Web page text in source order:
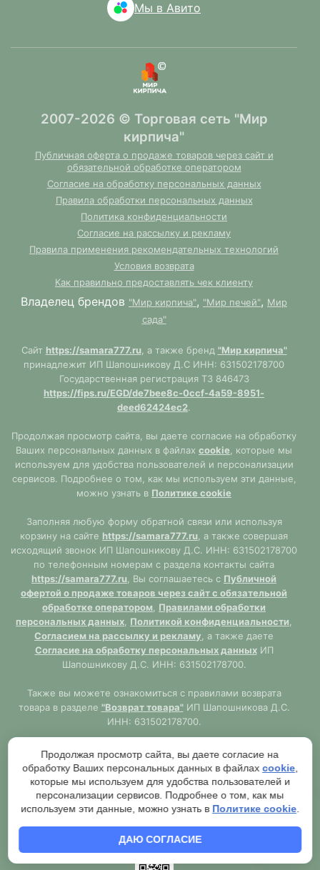
Мы в Авито
2007-2026 © Торговая сеть "Мир
кирпича"
Публичная оферта о продаже товаров через сайт и
обязательной обработке оператором
Согласие на обработку персональных данных
Правила обработки персональных данных
Политика конфиденциальности
Согласие на рассылку и рекламу
Правила применения рекомендательных технологий
Условия возврата
Как правильно предоставлять чек клиенту
Владелец брендов "Мир кирпича", "Мир печей", Мир
сада"
Сайт https://samara777.ru, а также бренд "Мир кирпича"
принадлежит ИП Шапошникову Д.С ИНН: 631502178700
Государственная регистрация ТЗ 846473
https://fips.ru/EGD/de7bee8c-0ccf-4a59-8951-
deed62424ec2.
Продолжая просмотр сайта, вы даете согласие на обработку
Ваших персональных данных в файлах cookie , которые мы
используем для удобства пользователей и персонализации
сервисов. Подробнее о том, как мы используем эти данные,
можно узнать в Политике cookie
Заполняя любую форму обратной связи или используя
корзину на сайте https://samara777.ru , а также совершая
исходящий звонок ИП Шапошникову Д.С. ИНН: 631502178700
по телефонным номерам с раздела контакты сайта
https://samara777.ru , Вы соглашаетесь с Публичной
офертой о продаже товаров через сайт с обязательной
обработке оператором
Правилами обработки
персональных данных Политикой конфиденциальности
Согласием на рассылку и рекламу , а также даете
Согласие на обработку персональных данныхИП
Шапошникову Д.С. ИНН: 631502178700.
Также вы можете ознакомиться с правилами возврата
товара в разделе "Возврат товара"ИП Шапошникова Д.С.
ИНН: 631502178700.
https://samara777.ru
не является публичной офертой,
ВСЯ информация размещена в ознакомительных целях.
Согласно правилам описанным в разделе"Публичная
оферта"публичная оферта используется только при
обязательном оформлении заказа через Оператора сайта
чека.
Продолжая просмотр сайта, вы даете согласие на
обработку Ваших персональных данных в файлах cookie
которые мы используем для удобства пользователей и
персонализации сервисов. Подробнее о том, как мы
используем эти данные, можно узнать в Политике cookie
ДАЮ СОГЛАСИЕ